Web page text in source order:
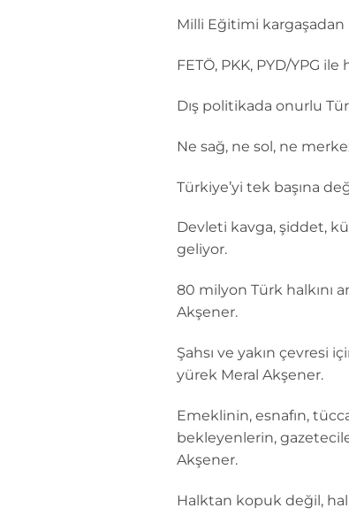
Milli Eğitimi kargaşadan
FETÖ, PKK, PYD/YPG
Dış politikada onurlu
Ne sağ, ne sol, ne
Türkiye’yi tek başına
Devleti kavga, şiddet,
geliyor.
80 milyon Türk halkını
Akşener.
Şahsı ve yakın çevresi
yürek Meral Akşener.
Emeklinin, esnafın,
bekleyenlerin,
Akşener.
Halktan kopuk değil,